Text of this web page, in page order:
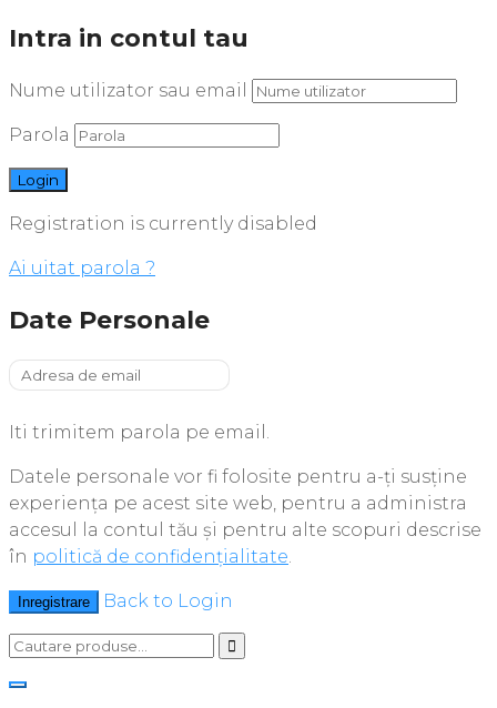
Intra in contul tau
Nume utilizator sau email
Parola
Registration is currently disabled
Ai uitat parola ?
Date Personale
Iti trimitem parola pe email.
Datele personale vor fi folosite pentru a-ți susține
experiența pe acest site web, pentru a administra
accesul la contul tău și pentru alte scopuri descrise
în politică de confidențialitate.
Inregistrare Back to Login